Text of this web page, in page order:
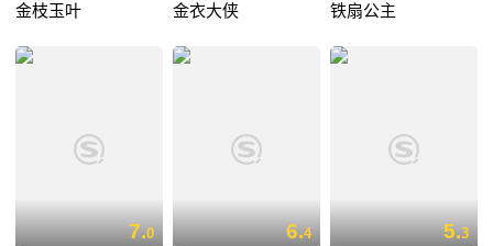
金枝玉叶 金衣大侠 铁扇公主
7.0 6.4 5.3